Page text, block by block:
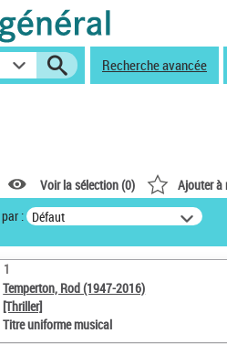
Recherche avancée
Voir la sélection (0) Ajouter à
: Défaut
1
Temperton, Rod (1947-2016)
[Thriller]
Titre uniforme musical